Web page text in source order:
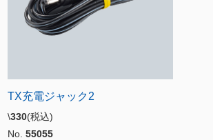
TX充電ジャック2
\330(税込)
No. 55055